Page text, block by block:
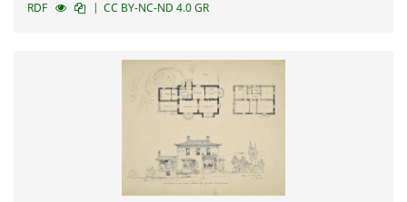
RDF
| CC BY-NC-ND 4.0 GR